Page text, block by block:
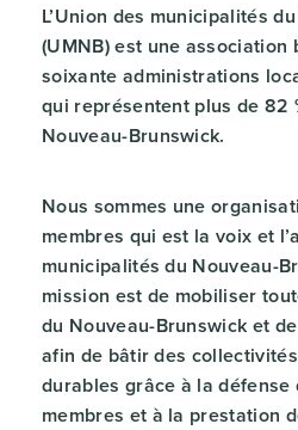
L’Union des municipalités
(UMNB) est une
soixante administrations
qui représentent plus de 82
Nouveau-Brunswick.
Nous sommes une
membres qui est la voix et
municipalités du Nouveau-
mission est de mobiliser
du Nouveau-Brunswick et
afin de bâtir des
durables grâce à la
membres et à la prestation